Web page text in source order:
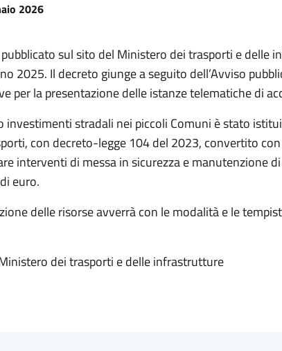
2026
sul sito del Ministero dei trasporti e delle
2025. Il decreto giunge a seguito dell’Avviso
per la presentazione delle istanze telematiche di
investimenti stradali nei piccoli Comuni è stato
con decreto-legge 104 del 2023, convertito
interventi di messa in sicurezza e manutenzione
euro.
delle risorse avverrà con le modalità e le
dei trasporti e delle infrastrutture